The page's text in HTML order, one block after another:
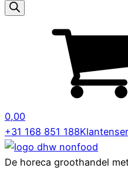
zoeken
0,00
+31 168 851 188
De horeca groothandel